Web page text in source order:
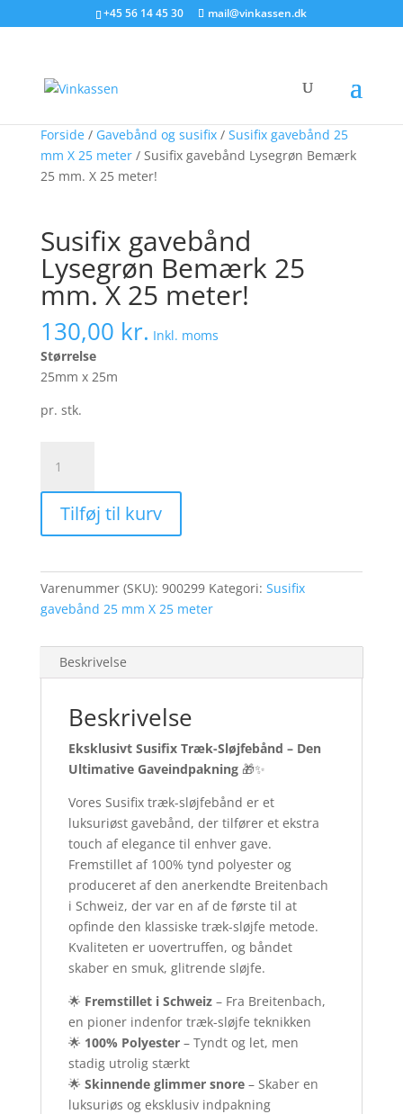
+45 56 14 45 30 mail@vinkassen.dk
Søg produkter - start med at skrive
Forside/ Gavebånd og susifix/ Susifix gavebånd 25
mm X 25 meter/ Susifix gavebånd Lysegrøn Bemærk
25 mm. X 25 meter!
Susifix gavebånd
Lysegrøn Bemærk 25
mm. X 25 meter!
130,00 kr. Inkl. moms
Størrelse
25mm x 25m
pr. stk.
gavebånd
Lysegrøn
Bemærk
25
X
25
meter!
Tilføj til kurv
Varenummer (SKU): 900299 Kategori: Susifix
gavebånd 25 mm X 25 meter
Beskrivelse
Beskrivelse
Eksklusivt Susifix Træk-Sløjfebånd – Den
Ultimative Gaveindpakning🎁✨
Vores Susifix træk-sløjfebånd er et
luksuriøst gavebånd, der tilfører et ekstra
touch af elegance til enhver gave.
Fremstillet af 100% tynd polyester og
produceret af den anerkendte Breitenbach
i Schweiz, der var en af de første til at
opfinde den klassiske træk-sløjfe metode.
Kvaliteten er uovertruffen, og båndet
skaber en smuk, glitrende sløjfe.
🌟 Fremstillet i Schweiz– Fra Breitenbach,
en pioner indenfor træk-sløjfe teknikken
🌟 100% Polyester– Tyndt og let, men
stadig utrolig stærkt
🌟 Skinnende glimmer snore– Skaber en
luksuriøs og eksklusiv indpakning